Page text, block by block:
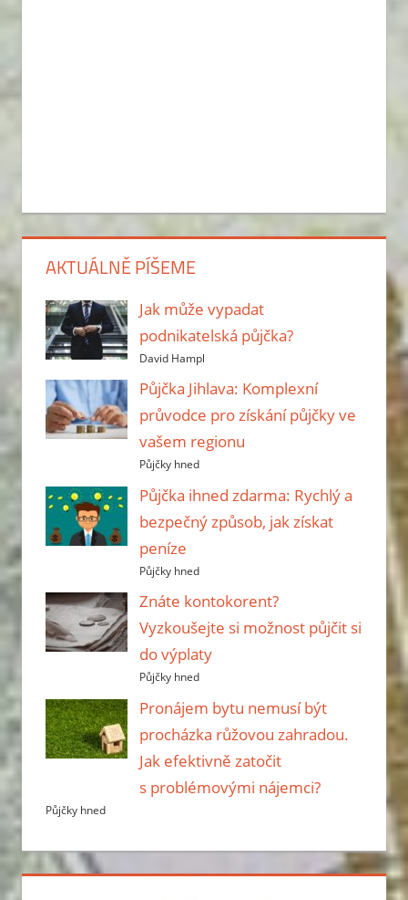
AKTUÁLNĚ PÍŠEME
Jak může vypadat
podnikatelská půjčka?
David Hampl
Půjčka Jihlava: Komplexní
průvodce pro získání půjčky ve
vašem regionu
Půjčky hned
Půjčka ihned zdarma: Rychlý a
bezpečný způsob, jak získat
peníze
Půjčky hned
Znáte kontokorent?
Vyzkoušejte si možnost půjčit si
do výplaty
Půjčky hned
Pronájem bytu nemusí být
procházka růžovou zahradou.
Jak efektivně zatočit
s problémovými nájemci?
Půjčky hned